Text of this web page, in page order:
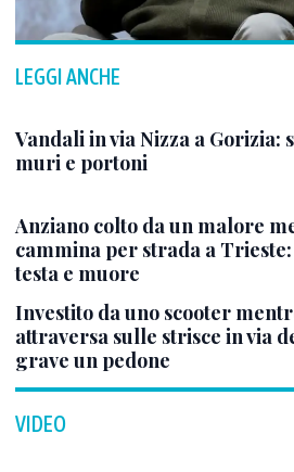
LEGGI ANCHE
Vandali in via Nizza a Gorizia:
muri e portoni
Anziano colto da un malore
cammina per strada a
testa e muore
Investito da uno scooter
attraversa sulle strisce in via
grave un pedone
VIDEO